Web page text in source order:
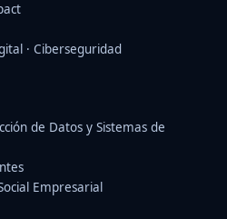
· Ciberseguridad
de Datos y Sistemas de
Empresarial